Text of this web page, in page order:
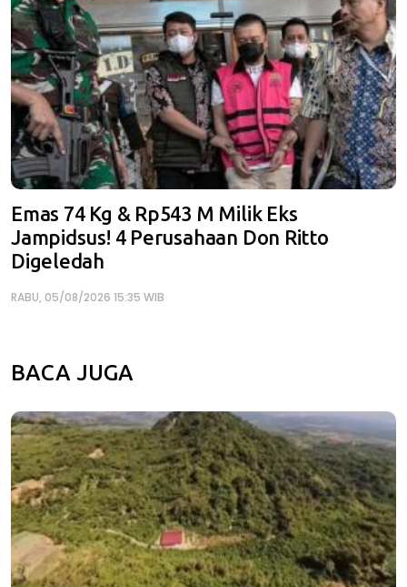
Emas 74 Kg & Rp543 M Milik Eks
Jampidsus! 4 Perusahaan Don Ritto
Digeledah
RABU, 05/08/2026 15:35 WIB
BACA JUGA